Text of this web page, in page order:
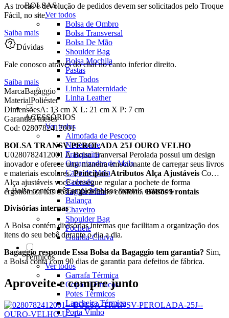
BOLSAS
Ver todos
Bolsa de Ombro
Bolsa Transversal
Bolsa De Mão
Shoulder Bag
Bolsa Mochila
Pastas
Ver Todos
Linha Maternidade
Linha Leather
ACESSÓRIOS
Ver todos
Almofada de Pescoço
Necessaire
Frasqueira
Organizador de Mala
Capa de Mala
Cadeado
Tag de Mala
Balança
Chaveiro
Shoulder Bag
Pochete
Guarda-Chuva
Térmicos
Ver todos
Garrafa Térmica
Copos Térmicos
Potes Térmicos
Lancheira Térmica
Porta Vinho
As trocas e devolução de pedidos devem ser solicitados pelo Troque
Fácil, no site.
Saiba mais
Dúvidas
Fale conosco através do chat no canto inferior direito.
Saiba mais
MarcaBagaggio
MaterialPoliéster
DimensõesA: 13 cm X L: 21 cm X P: 7 cm
Garantia3 meses
Cod: 0280782412001
BOLSA TRANSV PEROLADA 25J OURO VELHO
U0280782412001 A Bolsa Tranversal Perolada possui um design
inovador e oferece uma maneira emocionante de carregar seus livros
e materiais escolares.Principais Atributos Alça Ajustáveis Com a
Alça ajustáveis você consegue regular a pochete de forma
ergonômica nas costas garantindo conforto.Bolsos Frontais
A Bolsa contém três amplos bolsos frontais externos.
Divisórias internas
A Bolsa contém divisórias internas que facilitam a organização dos
itens do seu bebê durante o dia a dia.
Bagaggio responde Essa Bolsa da Bagaggio tem garantia? Sim,
a Bolsa conta com 90 dias de garantia para defeitos de fábrica.
Aproveite e compre junto